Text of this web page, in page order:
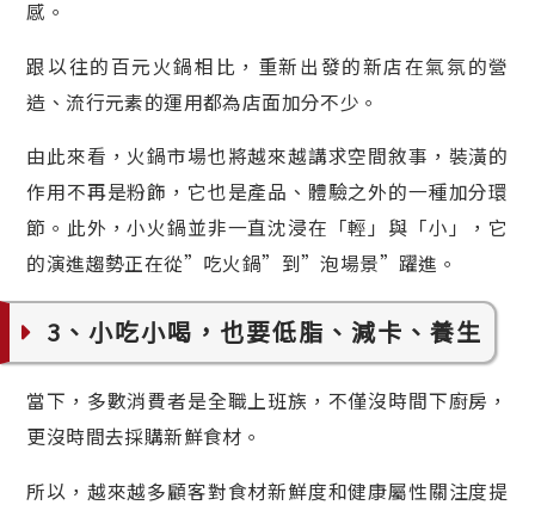
感。
跟以往的百元火鍋相比，重新出發的新店在氣氛的營
造、流行元素的運用都為店面加分不少。
由此來看，火鍋市場也將越來越講求空間敘事，裝潢的
作用不再是粉飾，它也是產品、體驗之外的一種加分環
節。此外，小火鍋並非一直沈浸在「輕」與「小」，它
的演進趨勢正在從”吃火鍋”到”泡場景”躍進。
3、小吃小喝，也要低脂、減卡、養生
當下，多數消費者是全職上班族，不僅沒時間下廚房，
更沒時間去採購新鮮食材。
所以，越來越多顧客對食材新鮮度和健康屬性關注度提